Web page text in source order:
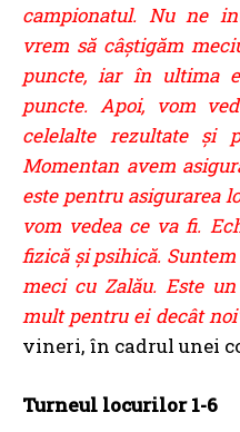
campionatul. Nu ne
vrem să câştigăm
puncte, iar în ultima
puncte. Apoi, vom
celelalte rezultate şi
Momentan avem
este pentru asigurarea
vom vedea ce va fi.
fizică şi psihică.
meci cu Zalău. Este
mult pentru ei decât
vineri, în cadrul unei
Turneul locurilor 1-6